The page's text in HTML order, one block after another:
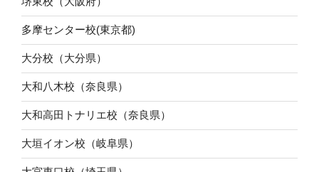
多摩センター校(東京都)
大分校（大分県）
大和八木校（奈良県）
大和高田トナリエ校（奈良県）
大垣イオン校（岐阜県）